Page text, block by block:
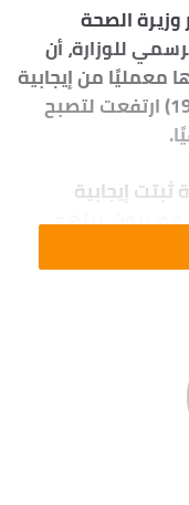
الصحة
للوزارة، أن
معمليًا من إيجابية
إلى سلبية لفيروس كورونا (كوفيد-19) ارتفعت لتصبح
حالة جديدة ثبتت إيجابية
مصريون، بينهم
الإيجابية
وذلك ضمن
9 حالات.
إيجابيتها
الطبية، وفقًا